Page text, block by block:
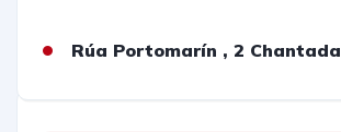
Rúa Portomarín , 2 Chantada